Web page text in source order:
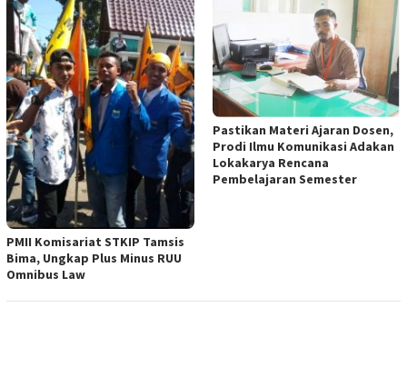
PMII Komisariat STKIP Tamsis
Bima, Ungkap Plus Minus RUU
Omnibus Law
Pastikan Materi Ajaran Dosen,
Prodi Ilmu Komunikasi Adakan
Lokakarya Rencana
Pembelajaran Semester